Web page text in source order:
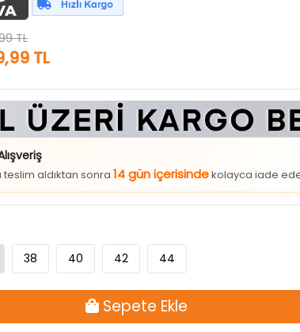
TL
TL
teslim aldıktan sonra 14 gün içerisindekolayca iade
38 40 42 44
Sepete Ekle